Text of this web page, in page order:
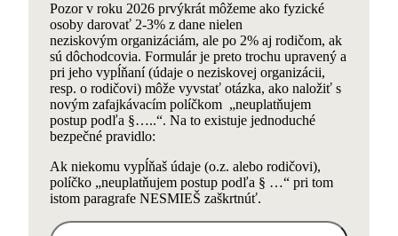
Pozor v roku 2026 prvýkrát môžeme ako fyzické
osoby darovať 2-3% z dane nielen
neziskovým organizáciám, ale po 2% aj rodičom, ak
sú dôchodcovia. Formulár je preto trochu upravený a
pri jeho vypĺňaní (údaje o neziskovej organizácii,
resp. o rodičovi) môže vyvstať otázka, ako naložiť s
novým zafajkávacím políčkom „neuplatňujem
postup podľa §…..“. Na to existuje jednoduché
bezpečné pravidlo:
Ak niekomu vypĺňaš údaje (o.z. alebo rodičovi),
políčko „neuplatňujem postup podľa § …“ pri tom
istom paragrafe NESMIEŠ zaškrtnúť.